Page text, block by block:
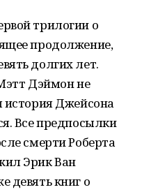
трилогии о
продолжение,
долгих лет.
Дэймон не
история Джейсона
Все предпосылки
смерти Роберта
Эрик Ван
девять книг о